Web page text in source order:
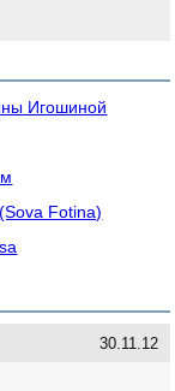
Игошиной
Fotina)
30.11.12